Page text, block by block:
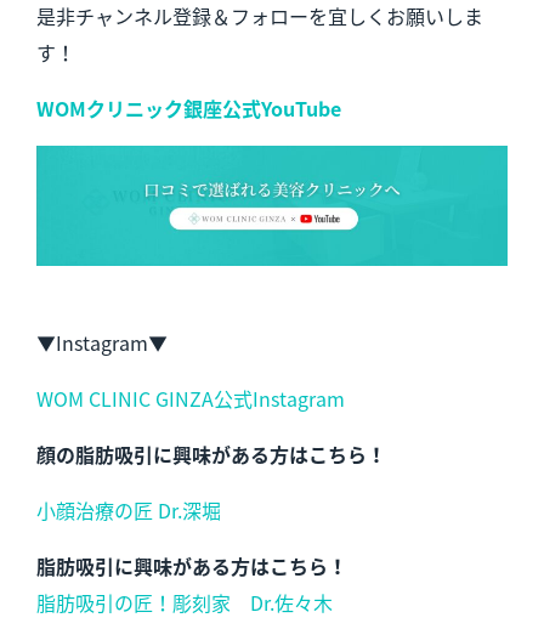
是非チャンネル登録＆フォローを宜しくお願いしま
す！
WOMクリニック銀座公式YouTube
▼Instagram▼
WOM CLINIC GINZA公式Instagram
顔の脂肪吸引に興味がある方はこちら！
小顔治療の匠 Dr.深堀
脂肪吸引に興味がある方はこちら！
脂肪吸引の匠！彫刻家 Dr.佐々木